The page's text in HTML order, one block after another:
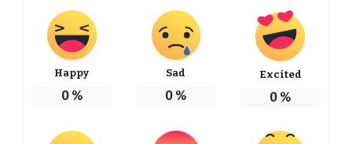
Happy
0%
Sad
0 %
Excited
0 %